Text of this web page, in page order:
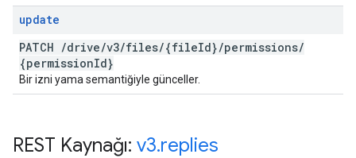
update
PATCH /drive/v3/files/{fileId}/permissions/
{permissionId}
Bir izni yama semantiğiyle günceller.
REST Kaynağı: v3.replies